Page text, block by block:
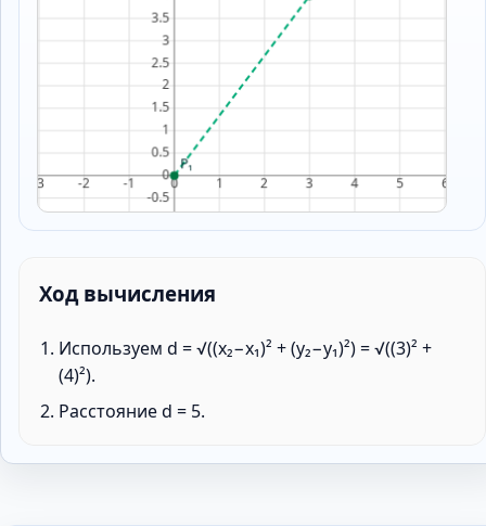
Ход вычисления
Используем d = √((x₂−x₁)² + (y₂−y₁)²) = √((3)² +
(4)²).
Расстояние d = 5.